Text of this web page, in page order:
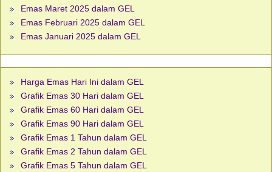
Emas Maret 2025 dalam GEL
Emas Februari 2025 dalam GEL
Emas Januari 2025 dalam GEL
Harga Emas Hari Ini dalam GEL
Grafik Emas 30 Hari dalam GEL
Grafik Emas 60 Hari dalam GEL
Grafik Emas 90 Hari dalam GEL
Grafik Emas 1 Tahun dalam GEL
Grafik Emas 2 Tahun dalam GEL
Grafik Emas 5 Tahun dalam GEL